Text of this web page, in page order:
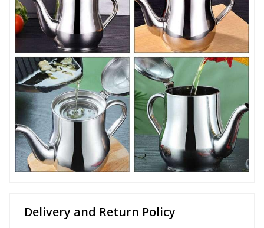
Delivery and Return Policy